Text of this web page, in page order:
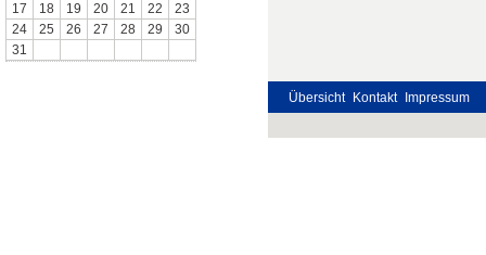
17
18 19 20 21 22
23
24
25 26 27 28 29
30
31
Übersicht Kontakt Impressum